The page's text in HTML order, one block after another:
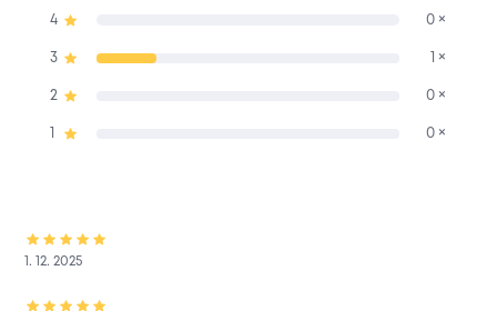
4 0 ×
3 1 ×
2 0 ×
0 ×
1. 12. 2025